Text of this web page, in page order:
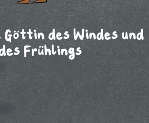
des Windes und
Frühlings